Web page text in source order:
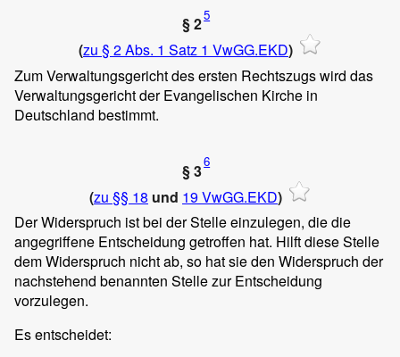
§ 25
(zu § 2 Abs. 1 Satz 1 VwGG.EKD)
Zum Verwaltungsgericht des ersten Rechtszugs wird das
Verwaltungsgericht der Evangelischen Kirche in
Deutschland bestimmt.
§ 36
(zu §§ 18 und 19 VwGG.EKD)
Der Widerspruch ist bei der Stelle einzulegen, die die
angegriffene Entscheidung getroffen hat. Hilft diese Stelle
dem Widerspruch nicht ab, so hat sie den Widerspruch der
nachstehend benannten Stelle zur Entscheidung
vorzulegen.
Es entscheidet: